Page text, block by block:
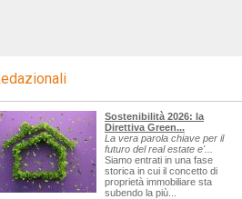
Sostenibilità 2026: la
Direttiva Green...
La vera parola chiave per il
futuro del real estate e'...
Siamo entrati in una fase
storica in cui il concetto di
proprietà immobiliare sta
subendo la più...